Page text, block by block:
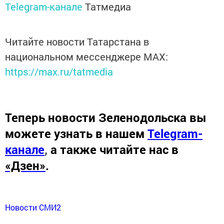
Telegram-канале Татмедиа
Читайте новости Татарстана в
национальном мессенджере MАХ:
https://max.ru/tatmedia
Теперь новости Зеленодольска вы
можете узнать в нашем Telegram-
канале, а также читайте нас в
«Дзен».
Новости СМИ2